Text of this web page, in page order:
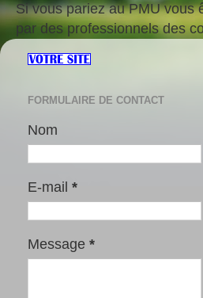
Si vous pariez au PMU vous
par des professionnels des
FORMULAIRE DE CONTACT
Nom
E-mail *
Message *